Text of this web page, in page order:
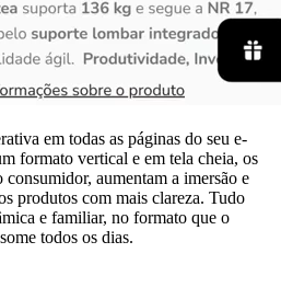
em todas as páginas do seu e-
formato vertical e em tela cheia, os
aumentam a imersão e
produtos com mais clareza. Tudo
e familiar, no formato que o
todos os dias.